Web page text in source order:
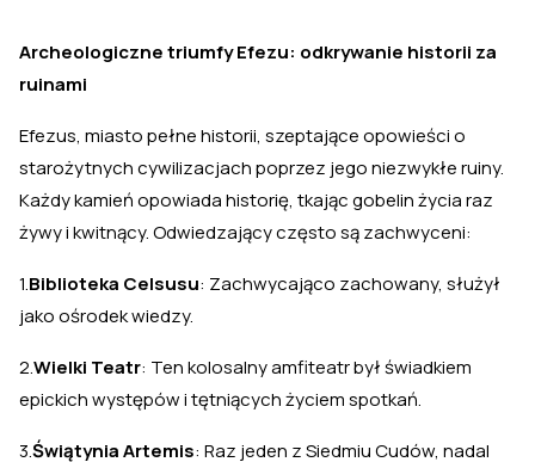
Archeologiczne triumfy Efezu: odkrywanie historii za
ruinami
Efezus, miasto pełne historii, szeptające opowieści o
starożytnych cywilizacjach poprzez jego niezwykłe ruiny.
Każdy kamień opowiada historię, tkając gobelin życia raz
żywy i kwitnący. Odwiedzający często są zachwyceni:
1.Biblioteka Celsusu: Zachwycająco zachowany, służył
jako ośrodek wiedzy.
2.Wielki Teatr: Ten kolosalny amfiteatr był świadkiem
epickich występów i tętniących życiem spotkań.
3.Świątynia Artemis: Raz jeden z Siedmiu Cudów, nadal